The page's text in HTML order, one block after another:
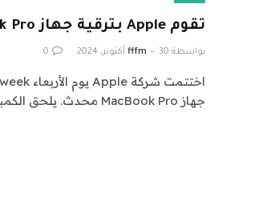
تقوم Apple بترقية جهاز MacBook Pro بشرائح M4
بواسطة fffm 30 أكتوبر، 2024 0
جهاز MacBook Pro محدث. يلحق الكمبيوتر المحمول…